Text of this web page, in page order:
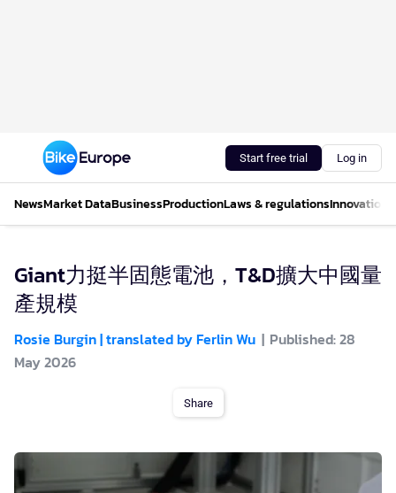
Start free trial Log in
NewsMarket DataBusinessProductionLaws & regulationsInnovations
Giant力挺半固態電池，T&D擴大中國量
產規模
Rosie Burgin | translated by Ferlin Wu
Published: 28
May 2026
Share